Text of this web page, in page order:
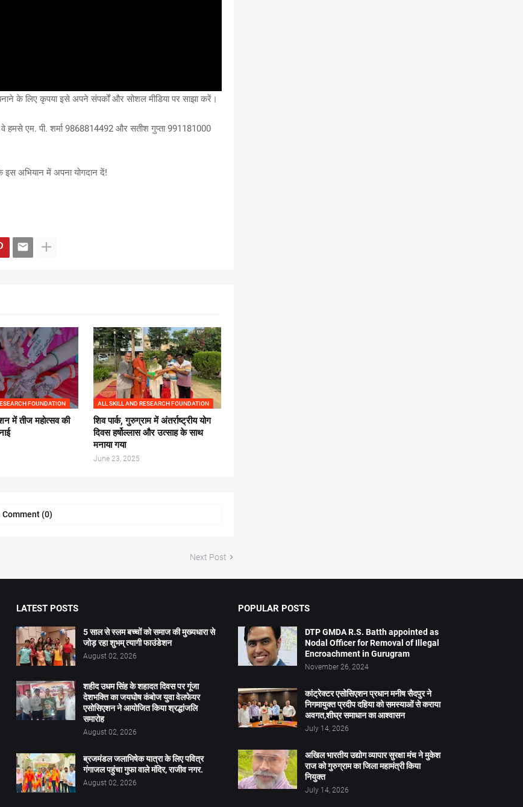
के लिए कृपया इसे अपने संपर्कों और सोशल मीडिया पर साझा करें।
हमसे एम. पी. शर्मा 9868814492 और सतीश गुप्ता 991181000
इस अभियान में अपना योगदान दें!
FOUNDATION
में तीज महोत्सव की
ALL SKILL AND RESEARCH FOUNDATION
शिव पार्क, गुरुग्राम में अंतर्राष्ट्रीय योग
दिवस हर्षोल्लास और उत्साह के साथ
मनाया गया
June 23, 2025
Comment (0)
Next Post
LATEST POSTS
5 साल से स्लम बच्चों को समाज की मुख्यधारा से
जोड़ रहा शुभम् त्यागी फाउंडेशन
August 02, 2026
शहीद उधम सिंह के शहादत दिवस पर गूंजा
देशभक्ति का जयघोष कंबोज युवा वेलफेयर
एसोसिएशन ने आयोजित किया श्रद्धांजलि
समारोह
August 02, 2026
ब्रजमंडल जलाभिषेक यात्रा के लिए पवित्र
गंगाजल पहुंचा गुफा वाले मंदिर, राजीव नगर.
August 02, 2026
POPULAR POSTS
DTP GMDA R.S. Batth appointed as
Nodal Officer for Removal of Illegal
Encroachment in Gurugram
November 26, 2024
कांट्रेक्टर एसोसिएशन प्रधान मनीष सैदपुर ने
निगमायुक्त प्रदीप दहिया को समस्याओं से कराया
अवगत,शीघ्र समाधान का आश्वासन
July 14, 2026
अखिल भारतीय उद्योग व्यापार सुरक्षा मंच ने मुकेश
राज को गुरुग्राम का जिला महामंत्री किया
नियुक्त
July 14, 2026